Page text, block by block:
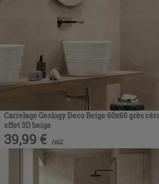
Carrelage Geology Deco Beige 60x60 grès
effet 3D beige
39,99 € /m2